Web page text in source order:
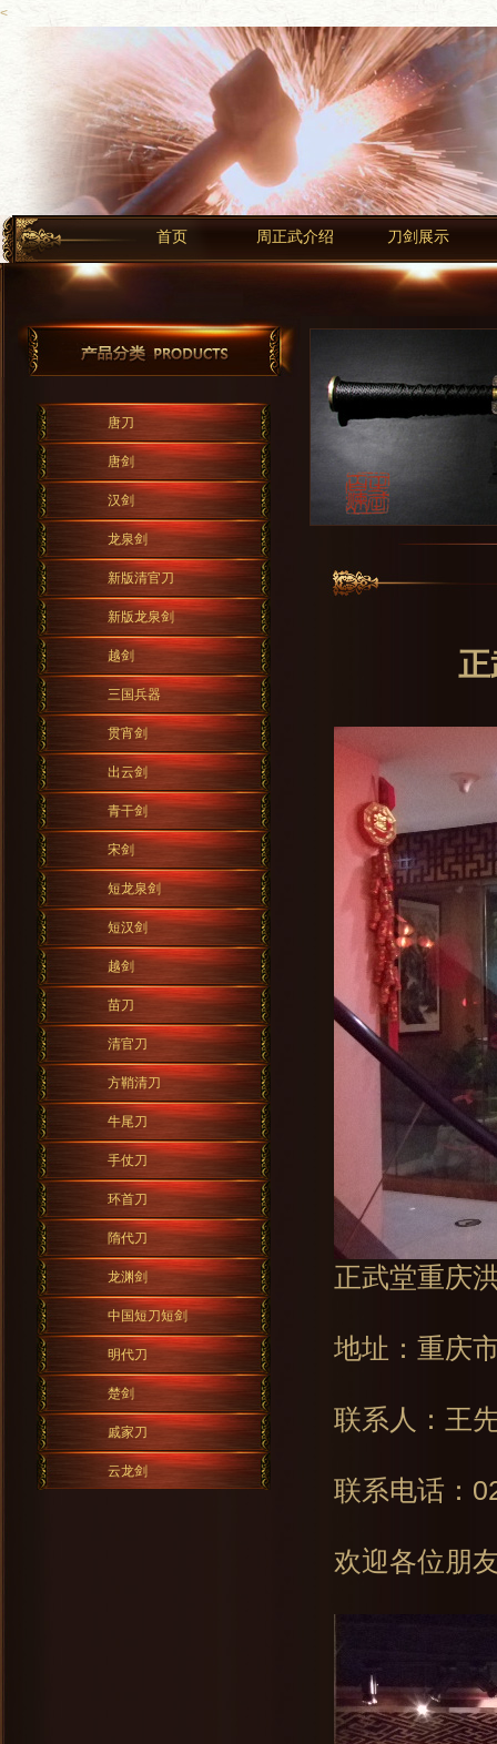
<
首页 周正武介绍 刀剑展示
唐刀
唐剑
汉剑
龙泉剑
新版清官刀
新版龙泉剑
越剑
三国兵器
贯宵剑
出云剑
青干剑
宋剑
短龙泉剑
短汉剑
越剑
苗刀
清官刀
方鞘清刀
牛尾刀
手仗刀
环首刀
隋代刀
龙渊剑
中国短刀短剑
明代刀
楚剑
戚家刀
云龙剑
正武堂重庆
地址：重庆
联系人：王
联系电话：
欢迎各位朋